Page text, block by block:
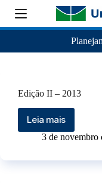
Edição II – 2013
Leia mais
3 de novembro